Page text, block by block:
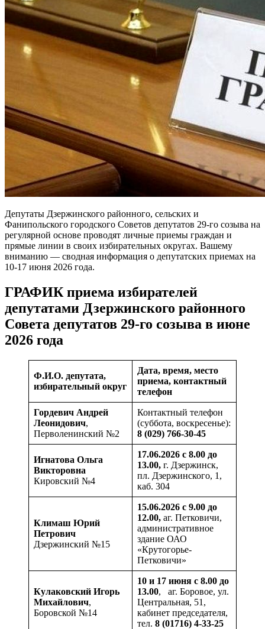
Депутаты Дзержинского районного, сельских и
Фанипольского городского Советов депутатов 29-го созыва на
регулярной основе проводят личные приемы граждан и
прямые линии в своих избирательных округах. Вашему
вниманию — сводная информация о депутатских приемах на
10-17 июня 2026 года.
ГРАФИК приема избирателей
депутатами Дзержинского районного
Совета депутатов 29-го созыва в июне
2026 года
Ф.И.О. депутата,
избирательный округ
Дата, время, место
приема, контактный
телефон
Гордевич Андрей
Леонидович,
Перволенинский №2
Контактный телефон
(суббота, воскресенье):
8 (029) 766-30-45
Игнатова Ольга
Викторовна
Кировский №4
17.06.2026 с 8.00 до
13.00, г. Дзержинск,
пл. Дзержинского, 1,
каб. 304
Климаш Юрий
Петрович
Дзержинский №15
15.06.2026 с 9.00 до
12.00, аг. Петковичи,
административное
здание ОАО
«Крутогорье-
Петковичи»
Кулаковский Игорь
Михайлович,
Боровской №14
10 и 17 июня с 8.00 до
13.00, аг. Боровое, ул.
Центральная, 51,
кабинет председателя,
тел. 8 (01716) 4-33-25